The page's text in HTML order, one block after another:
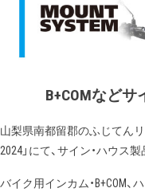
B+COMなど
山梨県南都留郡のふじてん
2024」にて、サイン・ハウス
バイク用インカム・B+COM、